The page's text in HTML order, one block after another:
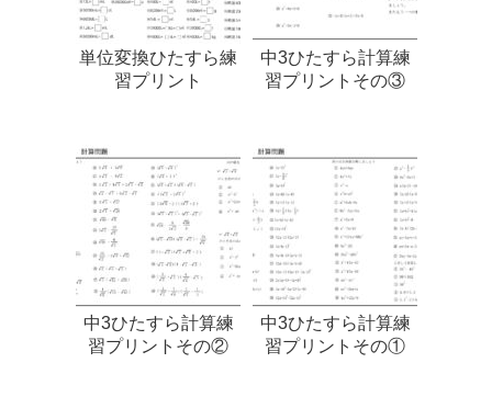
単位変換ひたすら練
習プリント
中3ひたすら計算練
習プリントその③
中3ひたすら計算練
習プリントその②
中3ひたすら計算練
習プリントその①